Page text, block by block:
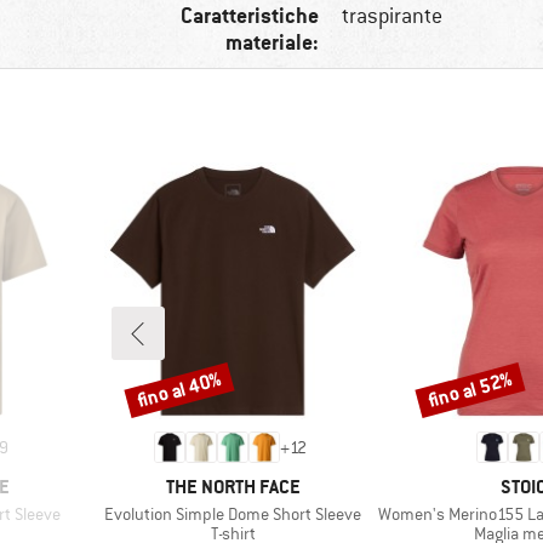
Caratteristiche
materiale:
traspirante
9
Sleeve
+12
MARCHIO
THE NORTH FACE
Articolo
Evolution Simple Dome Short Sleeve
Gruppo di prodotti
T-shirt
Sconto
fino al 40%
Articolo
Women's Merino155
Gruppo
Maglia
Sconto
fino al 52%